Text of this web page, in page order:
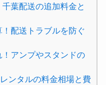
葉配送の追加料金と
配送トラブルを防ぐ
アンプやスタンドの
ンタルの料金相場と費